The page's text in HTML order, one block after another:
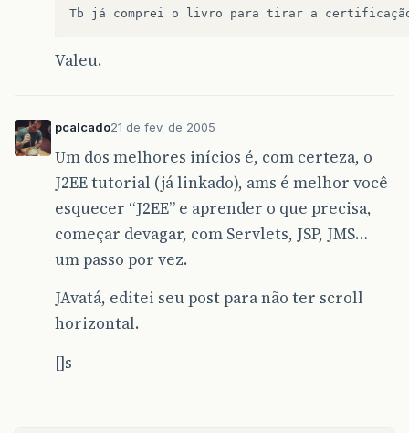
Tb já comprei o livro para tirar a
Valeu.
pcalcado21 de fev. de 2005
Um dos melhores inícios é, com certeza, o
J2EE tutorial (já linkado), ams é melhor você
esquecer “J2EE” e aprender o que precisa,
começar devagar, com Servlets, JSP, JMS…
um passo por vez.
JAvatá, editei seu post para não ter scroll
horizontal.
[]s